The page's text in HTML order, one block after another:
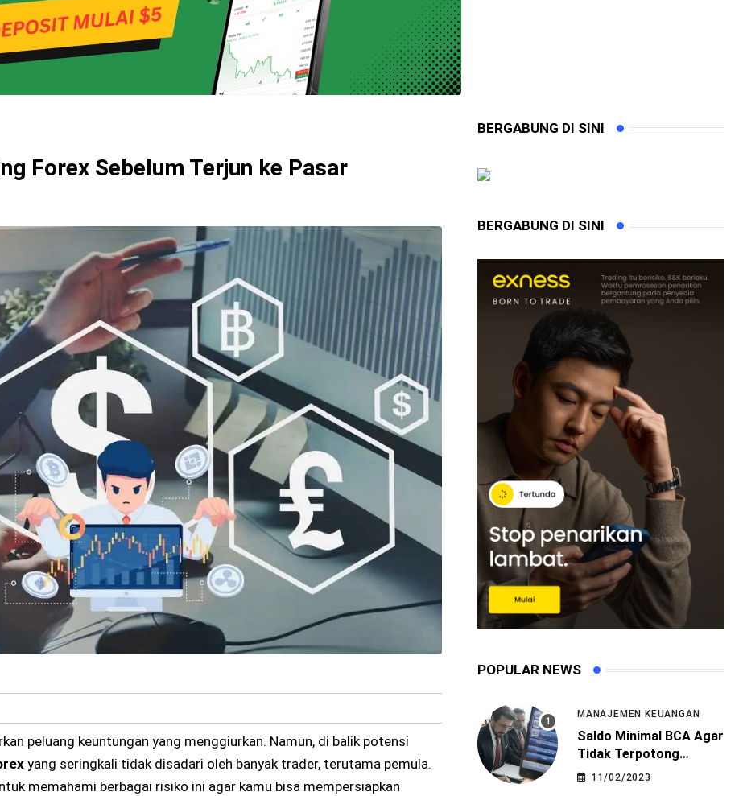
Forex Sebelum Terjun ke Pasar
peluang keuntungan yang menggiurkan. Namun, di balik potensi
yang seringkali tidak disadari oleh banyak trader, terutama pemula.
memahami berbagai risiko ini agar kamu bisa mempersiapkan
BERGABUNG DI SINI
BERGABUNG DI SINI
POPULAR NEWS
MANAJEMEN KEUANGAN
Saldo Minimal BCA Agar
Tidak Terpotong
Administrasi
11/02/2023